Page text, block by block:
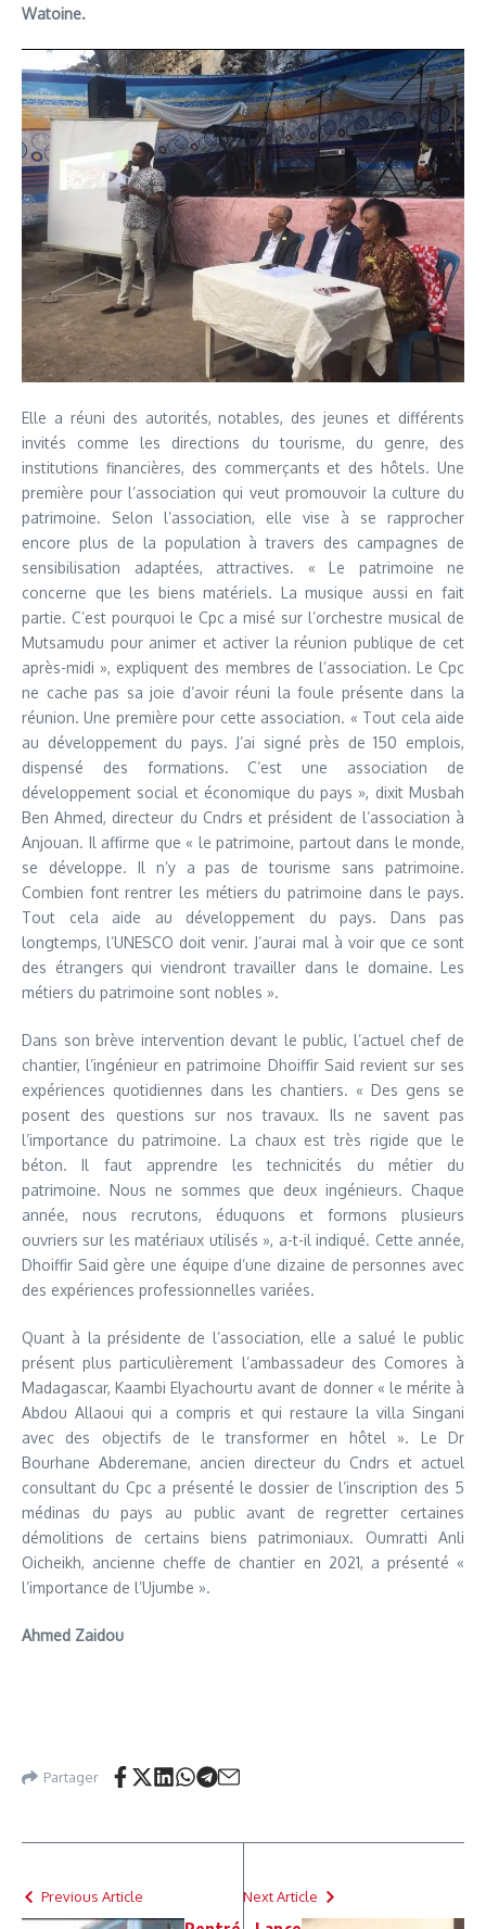
Watoine.
Elle a réuni des autorités, notables, des jeunes et différents
invités comme les directions du tourisme, du genre, des
institutions financières, des commerçants et des hôtels. Une
première pour l’association qui veut promouvoir la culture du
patrimoine. Selon l’association, elle vise à se rapprocher
encore plus de la population à travers des campagnes de
sensibilisation adaptées, attractives. « Le patrimoine ne
concerne que les biens matériels. La musique aussi en fait
partie. C’est pourquoi le Cpc a misé sur l’orchestre musical de
Mutsamudu pour animer et activer la réunion publique de cet
après-midi », expliquent des membres de l’association. Le Cpc
ne cache pas sa joie d’avoir réuni la foule présente dans la
réunion. Une première pour cette association. « Tout cela aide
au développement du pays. J’ai signé près de 150 emplois,
dispensé des formations. C’est une association de
développement social et économique du pays », dixit Musbah
Ben Ahmed, directeur du Cndrs et président de l’association à
Anjouan. Il affirme que « le patrimoine, partout dans le monde,
se développe. Il n’y a pas de tourisme sans patrimoine.
Combien font rentrer les métiers du patrimoine dans le pays.
Tout cela aide au développement du pays. Dans pas
longtemps, l’UNESCO doit venir. J’aurai mal à voir que ce sont
des étrangers qui viendront travailler dans le domaine. Les
métiers du patrimoine sont nobles ».
Dans son brève intervention devant le public, l’actuel chef de
chantier, l’ingénieur en patrimoine Dhoiffir Said revient sur ses
expériences quotidiennes dans les chantiers. « Des gens se
posent des questions sur nos travaux. Ils ne savent pas
l’importance du patrimoine. La chaux est très rigide que le
béton. Il faut apprendre les technicités du métier du
patrimoine. Nous ne sommes que deux ingénieurs. Chaque
année, nous recrutons, éduquons et formons plusieurs
ouvriers sur les matériaux utilisés », a-t-il indiqué. Cette année,
Dhoiffir Said gère une équipe d’une dizaine de personnes avec
des expériences professionnelles variées.
Quant à la présidente de l’association, elle a salué le public
présent plus particulièrement l’ambassadeur des Comores à
Madagascar, Kaambi Elyachourtu avant de donner « le mérite à
Abdou Allaoui qui a compris et qui restaure la villa Singani
avec des objectifs de le transformer en hôtel ». Le Dr
Bourhane Abderemane, ancien directeur du Cndrs et actuel
consultant du Cpc a présenté le dossier de l’inscription des 5
médinas du pays au public avant de regretter certaines
démolitions de certains biens patrimoniaux. Oumratti Anli
Oicheikh, ancienne cheffe de chantier en 2021, a présenté «
l’importance de l’Ujumbe ».
Ahmed Zaidou
Partager
Previous Article Next Article